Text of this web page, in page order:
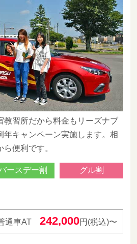
教習所だから料金もリーズナブ
年キャンペーン実施します。相
便利です。
ースデー割 グル割
通車AT 242,000円(税込)〜